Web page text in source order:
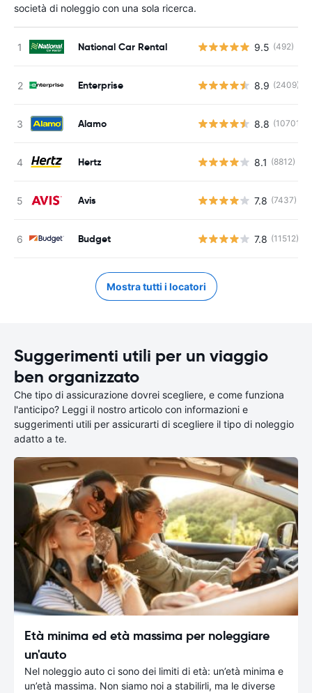
società di noleggio con una sola ricerca.
National Car Rental 9.5 (492)
Enterprise 8.9 (2409)
Alamo 8.8 (10701)
Hertz 8.1 (8812)
Avis 7.8 (7437)
Budget 7.8 (11512)
Mostra tutti i locatori
Suggerimenti utili per un viaggio
ben organizzato
Che tipo di assicurazione dovrei scegliere, e come funziona
l'anticipo? Leggi il nostro articolo con informazioni e
suggerimenti utili per assicurarti di scegliere il tipo di noleggio
adatto a te.
Età minima ed età massima per noleggiare
un'auto
Nel noleggio auto ci sono dei limiti di età: un’età minima e
un’età massima. Non siamo noi a stabilirli, ma le diverse